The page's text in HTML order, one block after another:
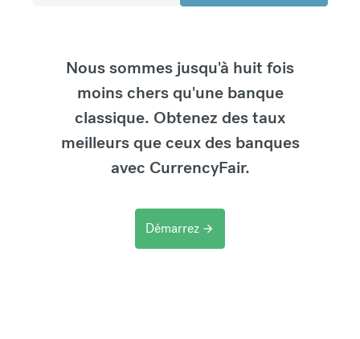
Nous sommes jusqu'à huit fois
moins chers qu'une banque
classique. Obtenez des taux
meilleurs que ceux des banques
avec CurrencyFair.
Démarrez arrow_forward